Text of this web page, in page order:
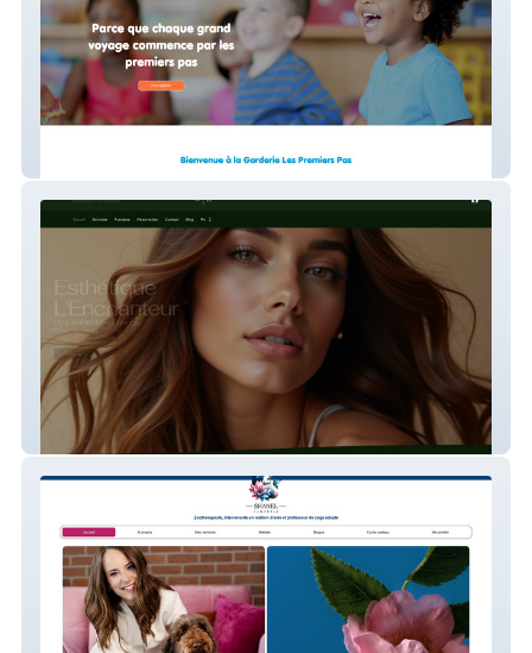
Garderie Les Premier Pas
Esthétique L'Enchanteur